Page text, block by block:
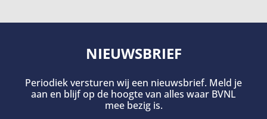
NIEUWSBRIEF
Periodiek versturen wij een nieuwsbrief. Meld je
aan en blijf op de hoogte van alles waar BVNL
mee bezig is.